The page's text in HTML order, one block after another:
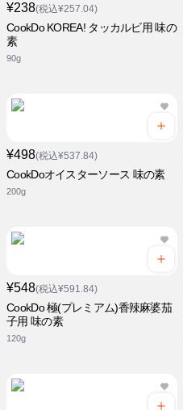
¥238(税込¥257.04)
CookDo KOREA! タッカルビ用 味の
素
90g
¥498(税込¥537.84)
CookDoオイスターソース 味の素
200g
¥548(税込¥591.84)
CookDo 極(プレミアム)香辣麻婆茄
子用 味の素
120g